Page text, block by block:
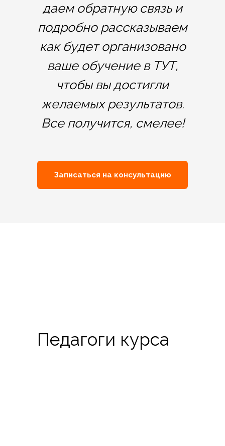
Записаться на консультацию
даем обратную связь и
подробно рассказываем
как будет организовано
ваше обучение в ТУТ,
чтобы вы достигли
желаемых результатов.
Все получится, смелее!
Педагоги курса